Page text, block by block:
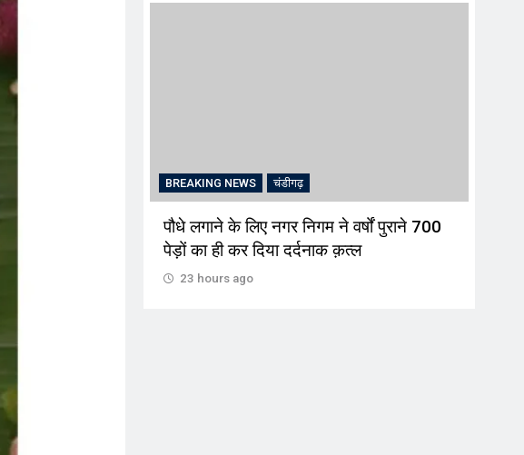
चंडीगढ़
पौधे लगाने के लिए नगर निगम ने वर्षों पुराने 700
पेड़ों का ही कर दिया दर्दनाक क़त्ल
इश्क परिंदे ओटीटी फिल्म